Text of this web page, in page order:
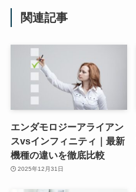
関連記事
エンダモロジーアライアン
スvsインフィニティ｜最新
機種の違いを徹底比較
2025年12月31日